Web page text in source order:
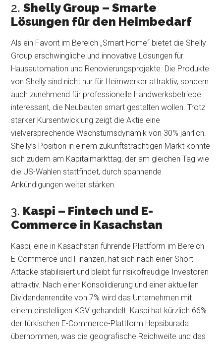
2.Shelly Group – Smarte
Lösungen für den Heimbedarf
Als ein Favorit im Bereich „Smart Home“ bietet die Shelly
Group erschwingliche und innovative Lösungen für
Hausautomation und Renovierungsprojekte. Die Produkte
von Shelly sind nicht nur für Heimwerker attraktiv, sondern
auch zunehmend für professionelle Handwerksbetriebe
interessant, die Neubauten smart gestalten wollen. Trotz
starker Kursentwicklung zeigt die Aktie eine
vielversprechende Wachstumsdynamik von 30% jährlich.
Shelly’s Position in einem zukunftsträchtigen Markt könnte
sich zudem am Kapitalmarkttag, der am gleichen Tag wie
die US-Wahlen stattfindet, durch spannende
Ankündigungen weiter stärken.
3. Kaspi – Fintech und E-
Commerce in Kasachstan
Kaspi, eine in Kasachstan führende Plattform im Bereich
E-Commerce und Finanzen, hat sich nach einer Short-
Attacke stabilisiert und bleibt für risikofreudige Investoren
attraktiv. Nach einer Konsolidierung und einer aktuellen
Dividendenrendite von 7% wird das Unternehmen mit
einem einstelligen KGV gehandelt. Kaspi hat kürzlich 66%
der türkischen E-Commerce-Plattform Hepsiburada
übernommen, was die geografische Reichweite und das